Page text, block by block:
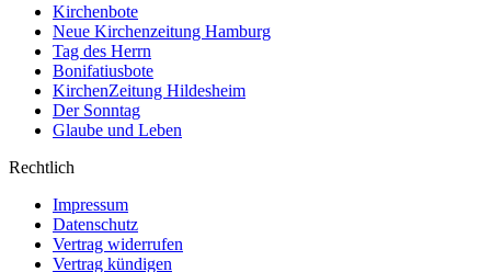
Kirchenbote
Neue Kirchenzeitung Hamburg
Tag des Herrn
Bonifatiusbote
KirchenZeitung Hildesheim
Der Sonntag
Glaube und Leben
Rechtlich
Impressum
Datenschutz
Vertrag widerrufen
Vertrag kündigen